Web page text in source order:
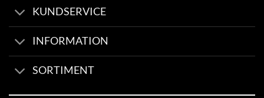
KUNDSERVICE
INFORMATION
SORTIMENT